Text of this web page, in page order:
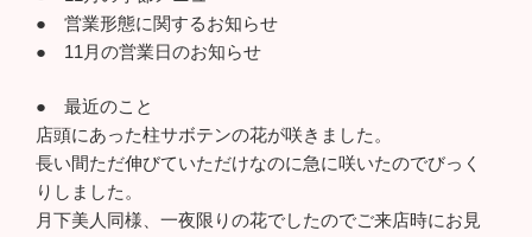
● 営業形態に関するお知らせ
● 11月の営業日のお知らせ
● 最近のこと
店頭にあった柱サボテンの花が咲きました。
長い間ただ伸びていただけなのに急に咲いたのでびっく
りしました。
月下美人同様、一夜限りの花でしたのでご来店時にお見